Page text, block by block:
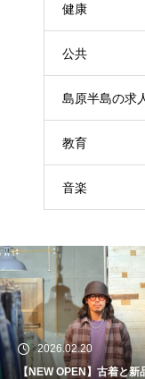
健康
公共
島原半島の求
教育
音楽
2026.02.20
【NEW OPEN】古着と新